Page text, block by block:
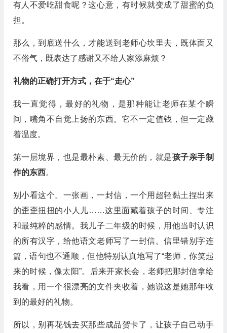
有人不爱吃甜食呢？这心意，有时候就变成了甜蜜的负
担。
那么，到底送什么，才能送到老师心坎里去，既体面又
不俗气，既表达了感谢又不给人家添麻烦？
礼物的正确打开方式，在于“走心”
我一直觉得，最好的礼物，是那种能让老师在某个瞬
间，嘴角不自觉上扬的东西。它不一定值钱，但一定藏
着温度。
第一层境界，也是最朴素、最无价的，就是孩子亲手制
作的东西。
别小看这个。一张画，一封信，一个用超轻黏土捏出来
的歪歪扭扭的小人儿……这里面藏着孩子的时间、专注
和最纯粹的感情。我儿子二年级的时候，用他当时认识
的所有汉字，给他语文老师写了一封信。信里错别字连
篇，语句也不通顺，但他特别认真地写了“老师，你笑起
来的时候，像太阳”。后来开家长会，老师把那封信拿给
我看，用一个很漂亮的文件夹收着，她说这是她那年收
到的最好的礼物。
所以，别再花钱去买那些成品贺卡了，让孩子自己动手